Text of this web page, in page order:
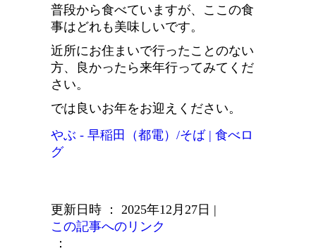
普段から食べていますが、ここの食
事はどれも美味しいです。
近所にお住まいで行ったことのない
方、良かったら来年行ってみてくだ
さい。
では良いお年をお迎えください。
やぶ - 早稲田（都電）/そば | 食べロ
グ
更新日時 ： 2025年12月27日 |
この記事へのリンク
：